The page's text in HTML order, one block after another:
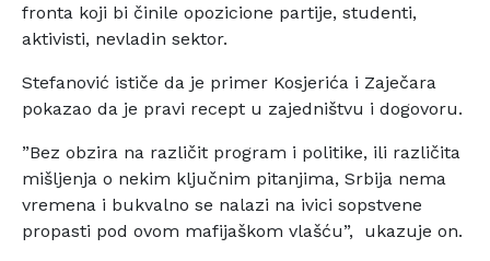
fronta koji bi činile opozicione partije, studenti,
aktivisti, nevladin sektor.
Stefanović ističe da je primer Kosjerića i Zaječara
pokazao da je pravi recept u zajedništvu i dogovoru.
”Bez obzira na različit program i politike, ili različita
mišljenja o nekim ključnim pitanjima, Srbija nema
vremena i bukvalno se nalazi na ivici sopstvene
propasti pod ovom mafijaškom vlašću”, ukazuje on.